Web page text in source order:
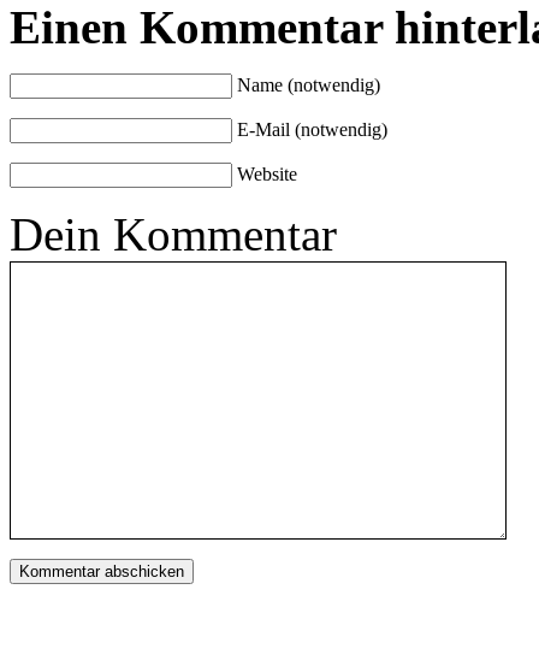
Einen Kommentar
Name (notwendig)
E-Mail (notwendig)
Website
Dein Kommentar